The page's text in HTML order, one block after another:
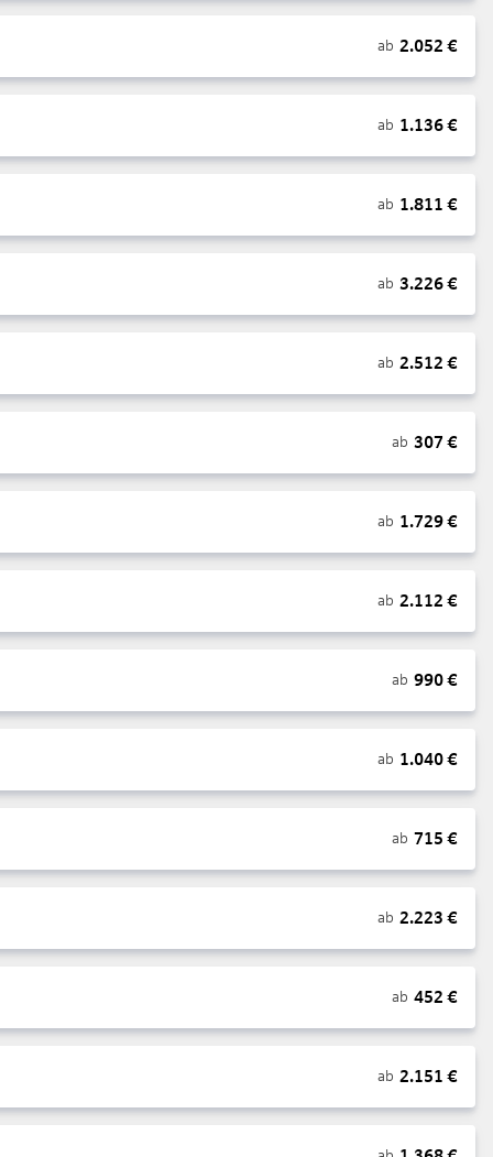
ab 2.052 €
ab 1.136€
ab 1.811 €
ab 3.226€
ab 2.512 €
ab 307 €
ab 1.729€
ab 2.112 €
ab 990€
ab 1.040€
ab 715 €
ab 2.223 €
ab 452 €
ab 2.151 €